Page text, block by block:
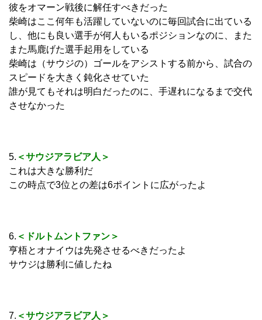
彼をオマーン戦後に解任すべきだった
柴崎はここ何年も活躍していないのに毎回試合に出ている
し、他にも良い選手が何人もいるポジションなのに、また
また馬鹿げた選手起用をしている
柴崎は（サウジの）ゴールをアシストする前から、試合の
スピードを大きく鈍化させていた
誰が見てもそれは明白だったのに、手遅れになるまで交代
させなかった
5. ＜サウジアラビア人＞
これは大きな勝利だ
この時点で3位との差は6ポイントに広がったよ
6. ＜ドルトムントファン＞
亨梧とオナイウは先発させるべきだったよ
サウジは勝利に値したね
7. ＜サウジアラビア人＞